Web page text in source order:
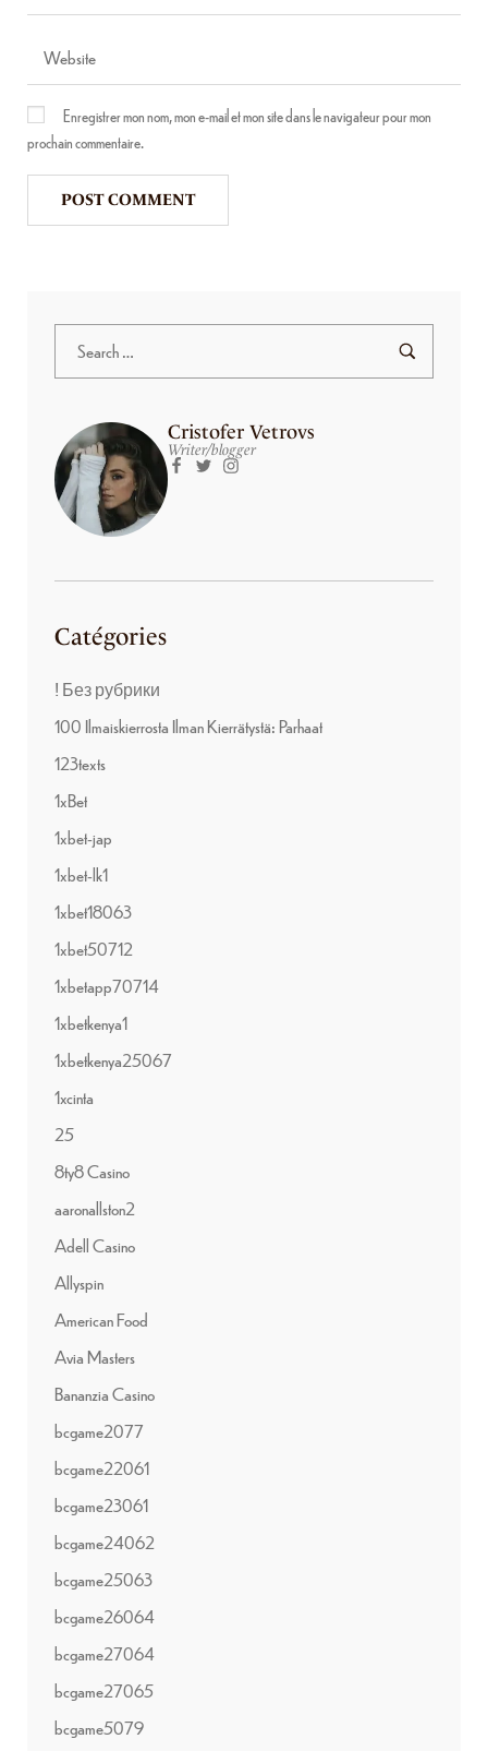
Enregistrer mon nom, mon e-mail et mon site dans le navigateur pour mon
prochain commentaire.
Cristofer Vetrovs
Writer/blogger
Catégories
! Без рубрики
100 Ilmaiskierrosta Ilman Kierrätystä: Parhaat
123texts
1xBet
1xbet-jap
1xbet-lk1
1xbet18063
1xbet50712
1xbetapp70714
1xbetkenya1
1xbetkenya25067
1xcinta
25
8ty8 Casino
aaronallston2
Adell Casino
Allyspin
American Food
Avia Masters
Bananzia Casino
bcgame2077
bcgame22061
bcgame23061
bcgame24062
bcgame25063
bcgame26064
bcgame27064
bcgame27065
bcgame5079